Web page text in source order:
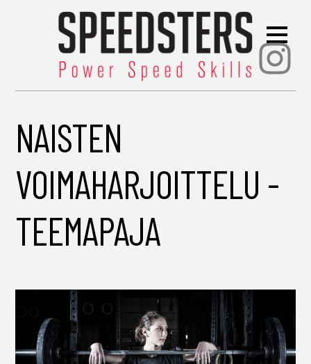
NAISTEN
VOIMAHARJOITTELU -
TEEMAPAJA